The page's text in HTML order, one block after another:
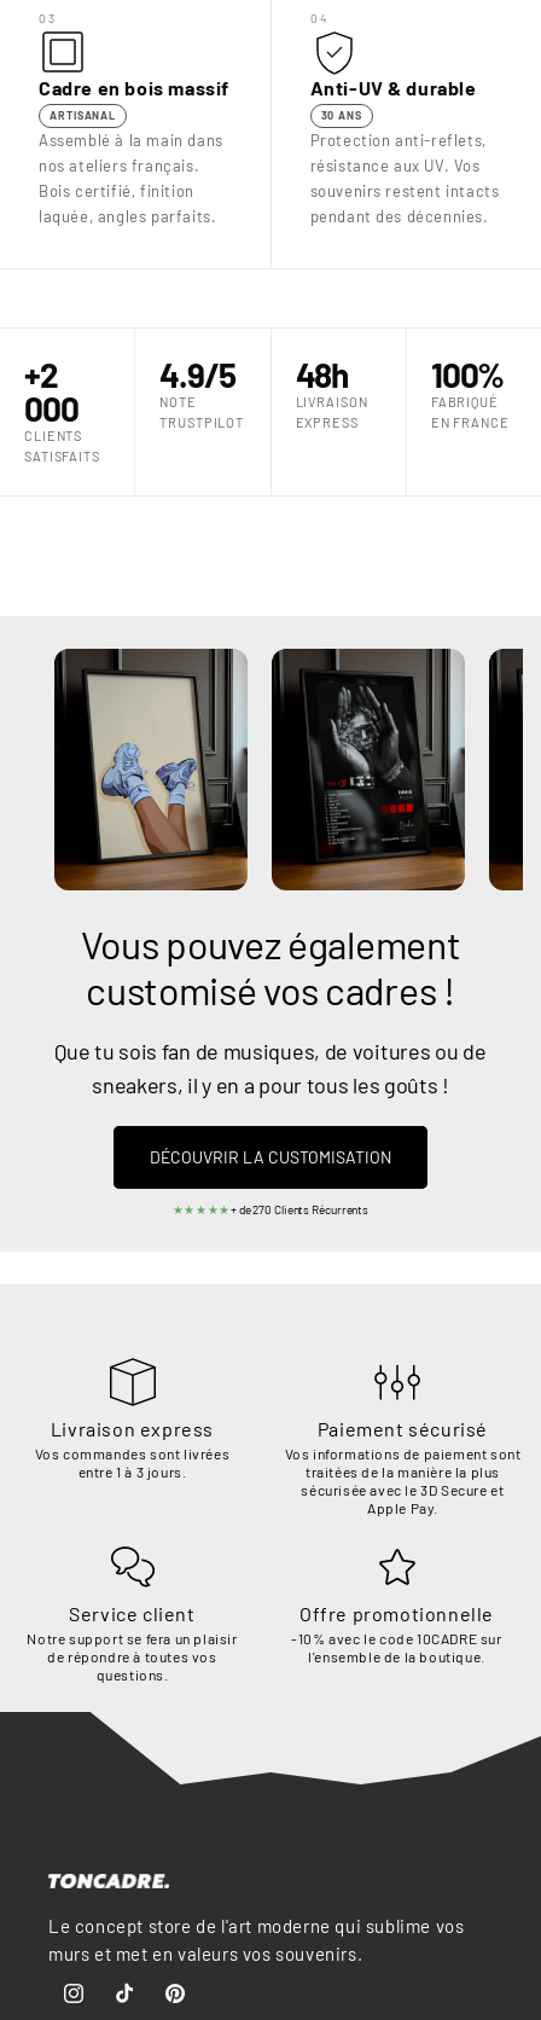
03
Cadre en bois massif
ARTISANAL
Assemblé à la main dans
nos ateliers français.
Bois certifié, finition
laquée, angles parfaits.
04
Anti-UV & durable
30 ANS
Protection anti-reflets,
résistance aux UV. Vos
souvenirs restent intacts
pendant des décennies.
+2
000
CLIENTS
SATISFAITS
4.9/5
NOTE
TRUSTPILOT
48h
LIVRAISON
EXPRESS
100%
FABRIQUÉ
EN FRANCE
Vous pouvez également
customisé vos cadres !
Que tu sois fan de musiques, de voitures ou de
sneakers, il y en a pour tous les goûts !
DÉCOUVRIR LA CUSTOMISATION
★★★★★+ de 270 Clients Récurrents
Livraison express
Vos commandes sont livrées
entre 1 à 3 jours.
Paiement sécurisé
Vos informations de paiement sont
traitées de la manière la plus
sécurisée avec le 3D Secure et
Apple Pay.
Service client
Notre support se fera un plaisir
de répondre à toutes vos
questions.
Offre promotionnelle
-10% avec le code 10CADRE sur
l'ensemble de la boutique.
Le concept store de l'art moderne qui sublime vos
murs et met en valeurs vos souvenirs.
InstagramTikTok Pinterest